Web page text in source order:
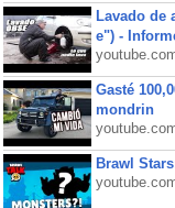
Lavado de
e") -
Gasté
mondrin
Brawl